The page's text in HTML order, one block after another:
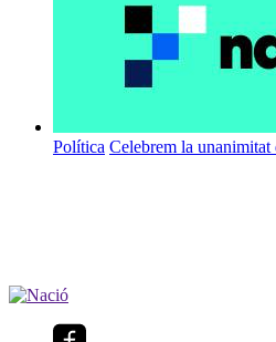
Política Celebrem la unanimitat